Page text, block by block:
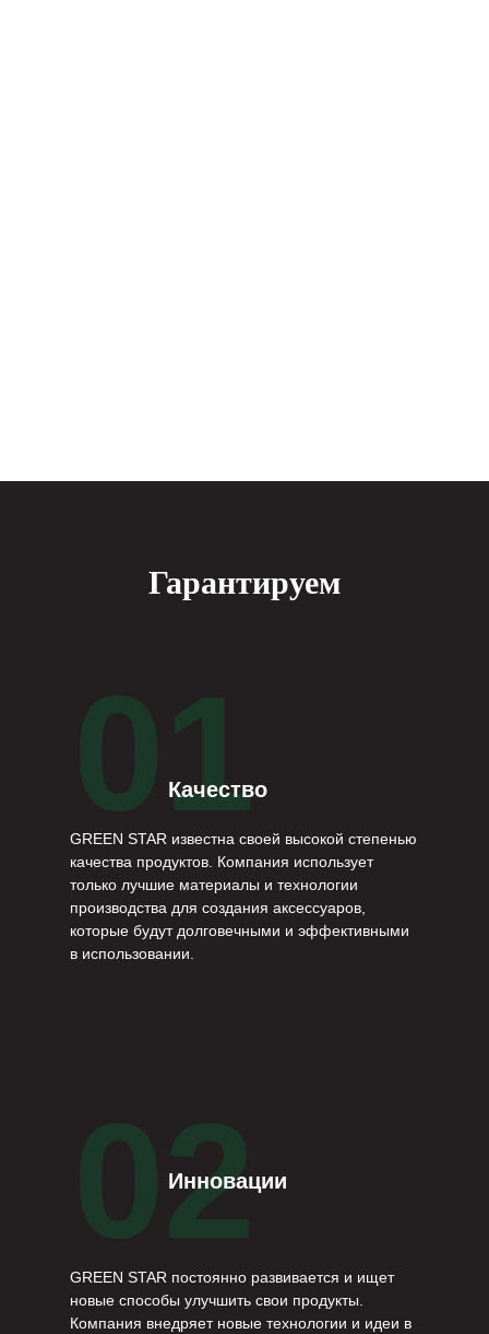
Гарантируем
01
Качество
GREEN STAR известна своей высокой степенью
качества продуктов. Компания использует
только лучшие материалы и технологии
производства для создания аксессуаров,
которые будут долговечными и эффективными
в использовании.
02
Инновации
GREEN STAR постоянно развивается и ищет
новые способы улучшить свои продукты.
Компания внедряет новые технологии и идеи в